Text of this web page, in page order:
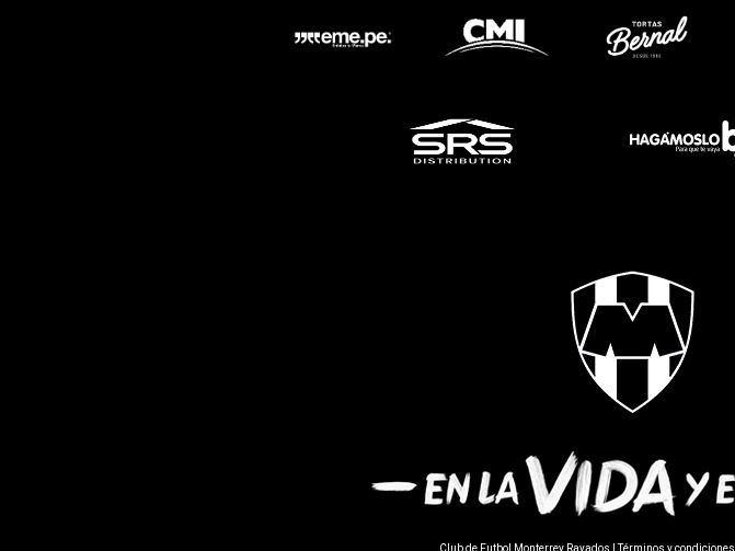
Club de Futbol Monterrey Rayados |Términos y condiciones